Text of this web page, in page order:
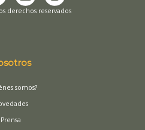
derechos reservados
somos?
Prensa